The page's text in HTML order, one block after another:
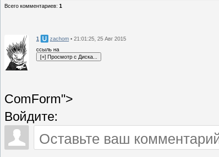
Всего комментариев: 1
1 zachom • 21:01:25, 25 Авг 2015
ссыль на
ComForm">
Войдите: